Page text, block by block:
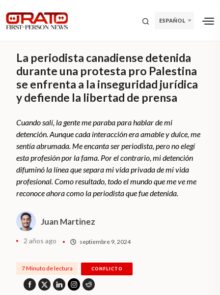
ESPAÑOL
La periodista canadiense detenida
durante una protesta pro Palestina
se enfrenta a la inseguridad jurídica
y defiende la libertad de prensa
Cuando salí, la gente me paraba para hablar de mi
detención. Aunque cada interacción era amable y dulce, me
sentía abrumada. Me encanta ser periodista, pero no elegí
esta profesión por la fama. Por el contrario, mi detención
difuminó la línea que separa mi vida privada de mi vida
profesional. Como resultado, todo el mundo que me ve me
reconoce ahora como la periodista que fue detenida.
Juan Martinez
2 años ago septiembre 9, 2024
7 Minuto de lectura CONFLICTO